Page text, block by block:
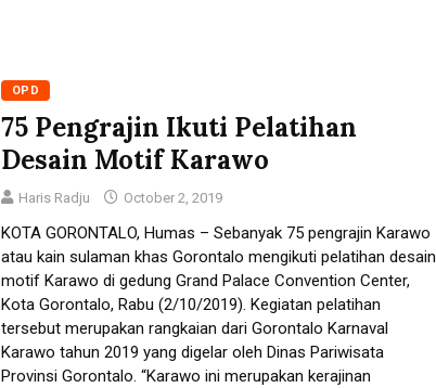
OPD
75 Pengrajin Ikuti Pelatihan
Desain Motif Karawo
Haris Radju October 2, 2019
KOTA GORONTALO, Humas – Sebanyak 75 pengrajin Karawo
atau kain sulaman khas Gorontalo mengikuti pelatihan desain
motif Karawo di gedung Grand Palace Convention Center,
Kota Gorontalo, Rabu (2/10/2019). Kegiatan pelatihan
tersebut merupakan rangkaian dari Gorontalo Karnaval
Karawo tahun 2019 yang digelar oleh Dinas Pariwisata
Provinsi Gorontalo. “Karawo ini merupakan kerajinan